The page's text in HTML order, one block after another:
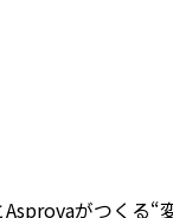
Asprovaがつくる“